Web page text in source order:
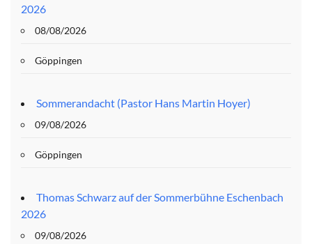
2026
08/08/2026
Göppingen
Sommerandacht (Pastor Hans Martin Hoyer)
09/08/2026
Göppingen
Thomas Schwarz auf der Sommerbühne Eschenbach
2026
09/08/2026